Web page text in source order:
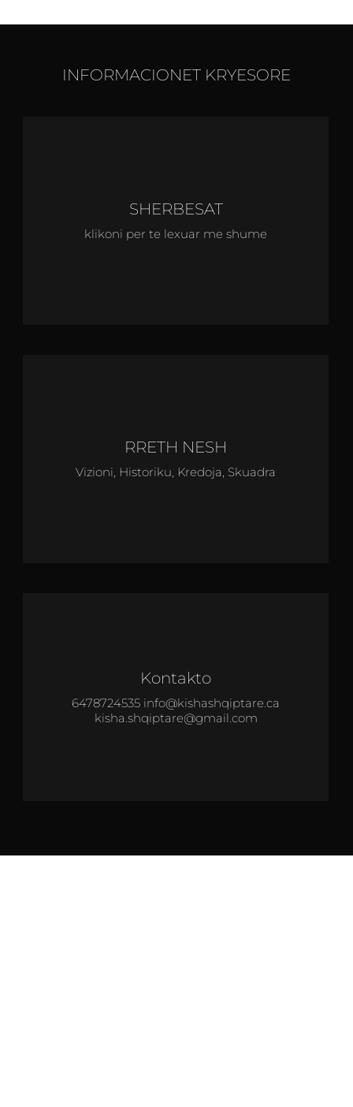
INFORMACIONET KRYESORE
SHERBESAT
klikoni per te lexuar me shume
RRETH NESH
Vizioni, Historiku, Kredoja, Skuadra
Kontakto
6478724535 info@kishashqiptare.ca
kisha.shqiptare@gmail.com